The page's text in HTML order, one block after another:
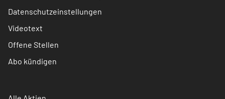
Datenschutzeinstellungen
Videotext
Offene Stellen
Abo kündigen